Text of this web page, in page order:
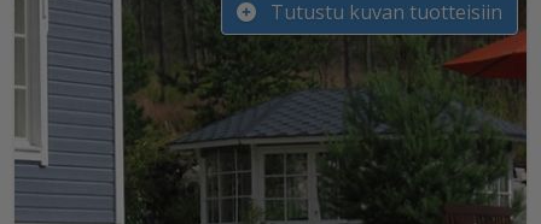
Tutustu kuvan tuotteisiin